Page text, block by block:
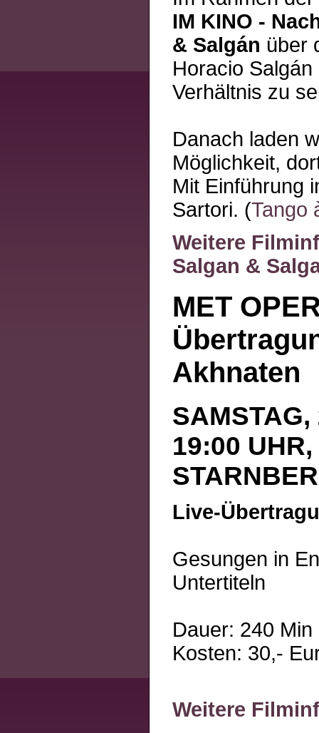
IM KINO -
& Salgán über
Horacio
Verhältnis zu
Danach laden
Möglichkeit,
Mit Einführung
Sartori. (Tango
Weitere
Salgan &
MET
Akhnaten
SAMSTAG,
19:00 UHR,
Live-
Gesungen in
Untertiteln
Dauer: 240 Min
Kosten: 30,-
Weitere